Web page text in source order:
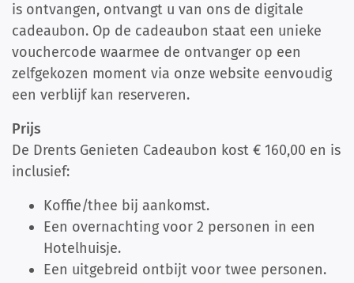
is ontvangen, ontvangt u van ons de digitale
cadeaubon. Op de cadeaubon staat een unieke
vouchercode waarmee de ontvanger op een
zelfgekozen moment via onze website eenvoudig
een verblijf kan reserveren.
Prijs
De Drents Genieten Cadeaubon kost € 160,00 en is
inclusief:
Koffie/thee bij aankomst.
Een overnachting voor 2 personen in een
Hotelhuisje.
Een uitgebreid ontbijt voor twee personen.